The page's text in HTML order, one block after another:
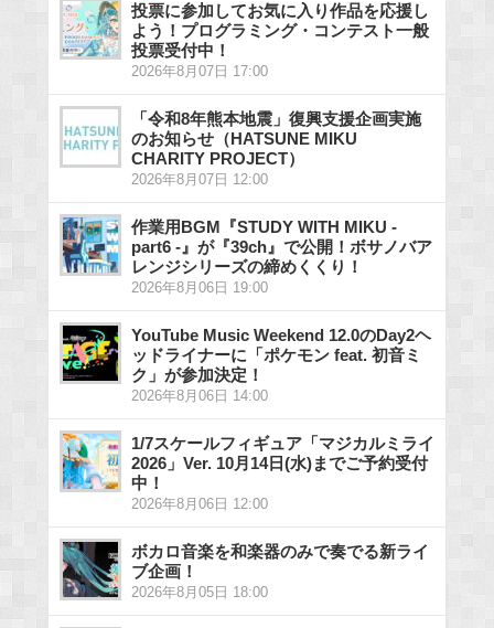
投票に参加してお気に入り作品を応援し
よう！プログラミング・コンテスト一般
投票受付中！
2026年8月07日 17:00
「令和8年熊本地震」復興支援企画実施
のお知らせ（HATSUNE MIKU
CHARITY PROJECT）
2026年8月07日 12:00
作業用BGM『STUDY WITH MIKU -
part6 -』が『39ch』で公開！ボサノバア
レンジシリーズの締めくくり！
2026年8月06日 19:00
YouTube Music Weekend 12.0のDay2ヘ
ッドライナーに「ポケモン feat. 初音ミ
ク」が参加決定！
2026年8月06日 14:00
1/7スケールフィギュア「マジカルミライ
2026」Ver. 10月14日(水)までご予約受付
中！
2026年8月06日 12:00
ボカロ音楽を和楽器のみで奏でる新ライ
ブ企画！
2026年8月05日 18:00